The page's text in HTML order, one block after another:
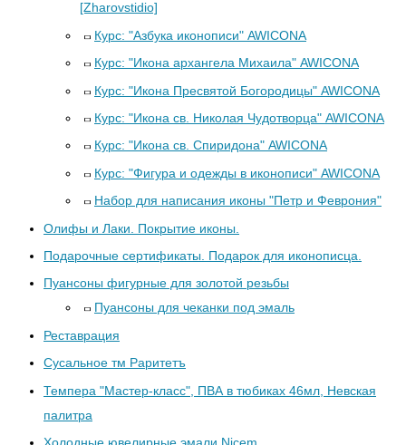
[Zharovstidio]
Курс: "Азбука иконописи" AWICONA
Курс: "Икона архангела Михаила" AWICONA
Курс: "Икона Пресвятой Богородицы" AWICONA
Курс: "Икона св. Николая Чудотворца" AWICONA
Курс: "Икона св. Спиридона" AWICONA
Курс: "Фигура и одежды в иконописи" AWICONA
Набор для написания иконы "Петр и Феврония"
Олифы и Лаки. Покрытие иконы.
Подарочные сертификаты. Подарок для иконописца.
Пуансоны фигурные для золотой резьбы
Пуансоны для чеканки под эмаль
Реставрация
Сусальное тм Раритетъ
Темпера "Мастер-класс", ПВА в тюбиках 46мл, Невская
палитра